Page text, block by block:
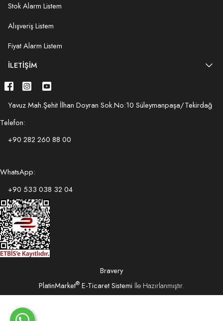
Stok Alarm Listem
Alışveriş Listem
Fiyat Alarm Listem
İLETIŞIM
Yavuz Mah.Şehit İlhan Doyran Sok.No:10 Süleymanpaşa/Tekirdağ
Telefon:
+90 282 260 88 00
WhatsApp:
+90 533 038 32 04
Bravery
PlatinMarket® E-Ticaret Sistemi İle Hazırlanmıştır.